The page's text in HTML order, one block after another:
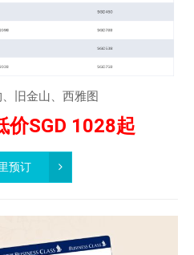
旧金山、西雅图
价SGD 1028起
预订